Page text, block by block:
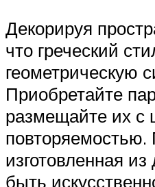
Декорируя
что греческий
геометрическую
Приобретайте
размещайте их с
изготовленная
быть